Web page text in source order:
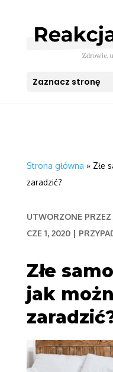
Zaznacz stronę
Strona główna » Złe
zaradzić?
UTWORZONE PRZEZ
CZE 1, 2020|
Złe
jak